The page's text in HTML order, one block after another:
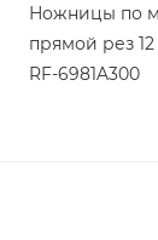
Ножницы по
прямой рез 12
RF-6981A300